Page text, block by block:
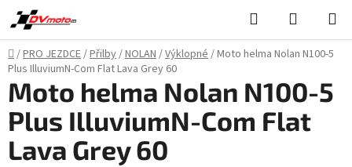
Přejít
na
obsah
Hledat
KOŠÍK
Domů
/PRO JEZDCE/Přilby/NOLAN/Výklopné/Moto helma Nolan N100-5
Plus IlluviumN-Com Flat Lava Grey 60
Moto helma Nolan N100-5
Plus IlluviumN-Com Flat
Lava Grey 60